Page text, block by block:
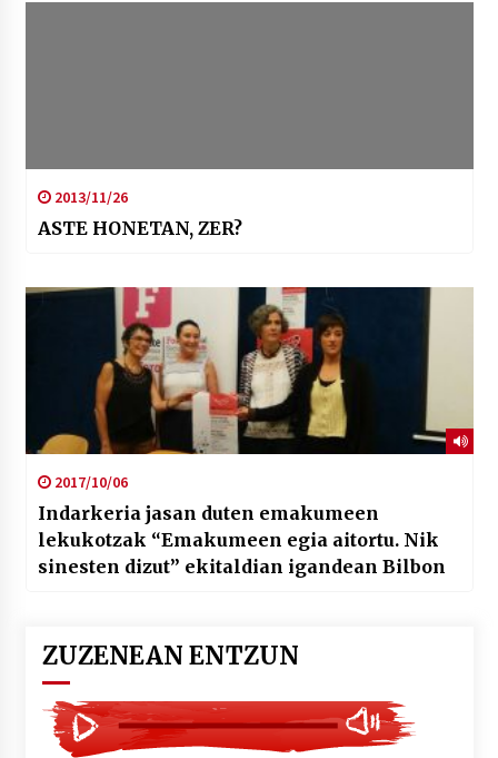
2013/11/26
ASTE HONETAN, ZER?
2017/10/06
Indarkeria jasan duten emakumeen
lekukotzak “Emakumeen egia aitortu. Nik
sinesten dizut” ekitaldian igandean Bilbon
ZUZENEAN ENTZUN